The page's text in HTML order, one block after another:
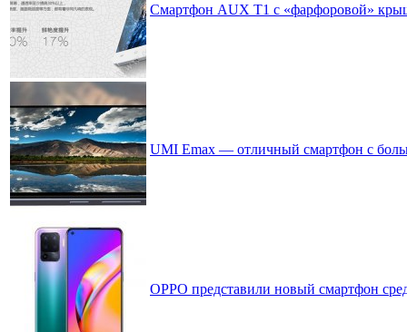
Смартфон AUX T1 с «фарфоровой»
UMI Emax — отличный смартфон с
OPPO представили новый смартфон